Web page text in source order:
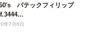
パテックフィリップ
年7月6日